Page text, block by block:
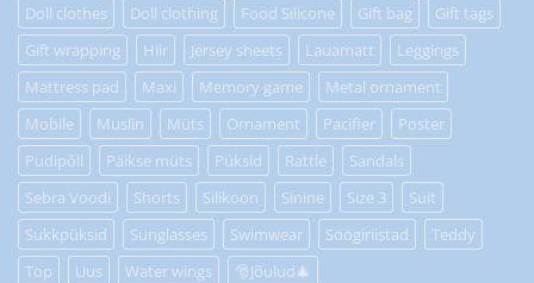
Doll clothes
Doll clothing Food Silicone Gift bag
Gift tags
Gift wrapping
Hiir Jersey sheets Lauamatt
Leggings
Mattress pad
Maxi Memory game
Metal ornament
Mobile
Muslin Müts Ornament Pacifier
Poster
Pudipõll
Päikse müts Püksid Rattle
Sandals
Sebra Voodi
Shorts Silikoon Sinine Size 3
Suit
Sukkpüksid
Sunglasses Swimwear Söögiriistad
Teddy
Top
Uus Water wings 🎅Jõulud🎄